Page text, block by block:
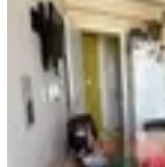
3+1
·
6.700.000
CENK EMLAK